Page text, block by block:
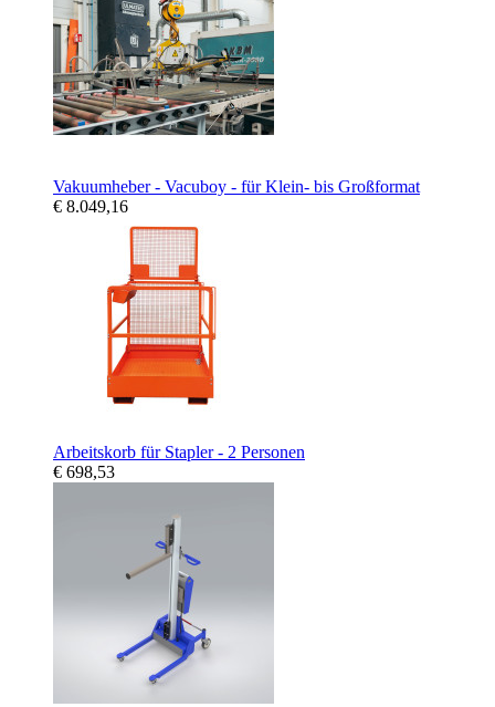
Vakuumheber - Vacuboy - für Klein- bis Großformat
€ 8.049,16
Arbeitskorb für Stapler - 2 Personen
€ 698,53